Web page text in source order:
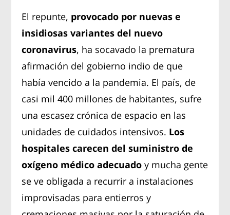
El repunte, provocado por nuevas e
insidiosas variantes del nuevo
coronavirus, ha socavado la prematura
afirmación del gobierno indio de que
había vencido a la pandemia. El país, de
casi mil 400 millones de habitantes, sufre
una escasez crónica de espacio en las
unidades de cuidados intensivos. Los
hospitales carecen del suministro de
oxígeno médico adecuado y mucha gente
se ve obligada a recurrir a instalaciones
improvisadas para entierros y